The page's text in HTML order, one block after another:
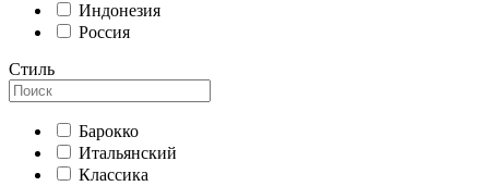
Индонезия
Россия
Стиль
Барокко
Итальянский
Классика